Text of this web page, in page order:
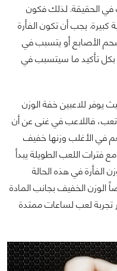
الحقيقة. لذلك فكون
كبيرة. يجب أن تكون الفأرة
الأصابع أو يتسبب في
تأكيد ما سيتسبب في
يوفر للاعبين خفة الوزن
فاللاعب في غنى عن أن
في الأغلب وزنها خفيف
فترات اللعب الطويلة يبدأ
الفأرة في هذه الحالة
الوزن الخفيف بجانب المادة
تجربة لعب لساعات ممتدة